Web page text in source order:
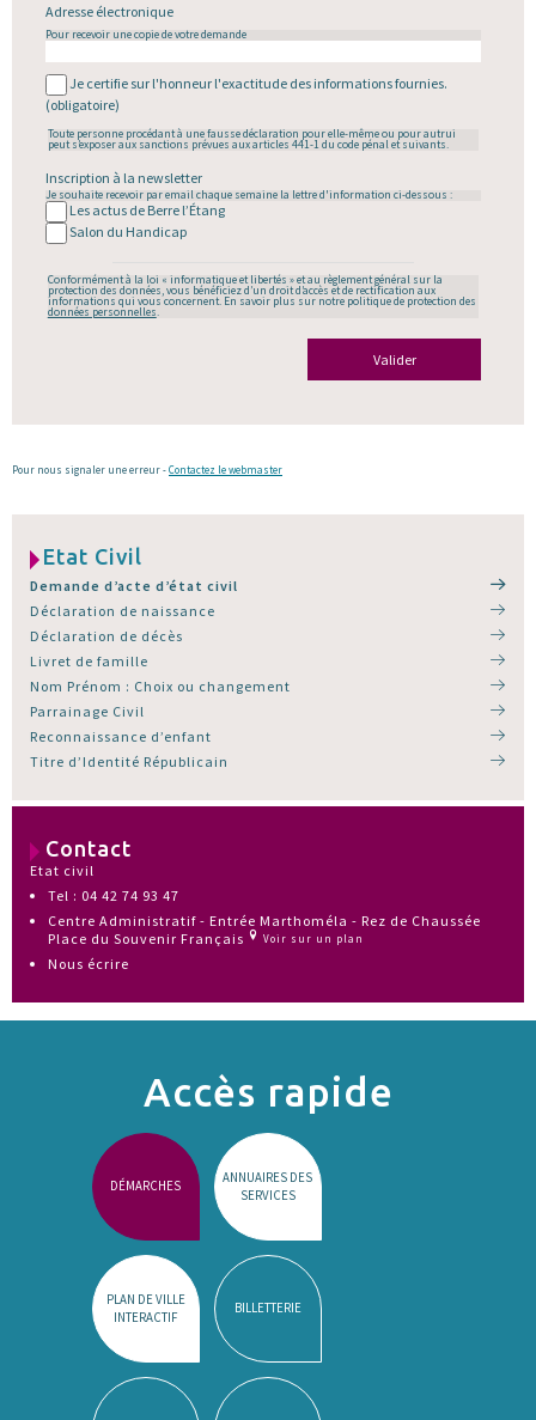
Adresse électronique
Pour recevoir une copie de votre demande
Je certifie sur l'honneur l'exactitude des informations fournies.
(obligatoire)
Toute personne procédant à une fausse déclaration pour elle-même ou pour autrui
peut s’exposer aux sanctions prévues aux articles 441-1 du code pénal et suivants.
Inscription à la newsletter
Je souhaite recevoir par email chaque semaine la lettre d'information ci-dessous :
Les actus de Berre l’Étang
Salon du Handicap
Conformément à la loi « informatique et libertés » et au règlement général sur la
protection des données, vous bénéficiez d’un droit d’accès et de rectification aux
informations qui vous concernent. En savoir plus sur notre politique de protection des
données personnelles.
Valider
Pour nous signaler une erreur -Contactez le webmaster
Etat Civil
Demande d’acte d’état civil
Déclaration de naissance
Déclaration de décès
Livret de famille
Nom Prénom : Choix ou changement
Parrainage Civil
Reconnaissance d’enfant
Titre d’Identité Républicain
Contact
Etat civil
Tel : 04 42 74 93 47
Centre Administratif - Entrée Marthoméla - Rez de Chaussée
Place du Souvenir Français
Voir sur un plan
Nous écrire
Accès rapide
DÉMARCHES
ANNUAIRES DES
SERVICES
PLAN DE VILLE
INTERACTIF
BILLETTERIE